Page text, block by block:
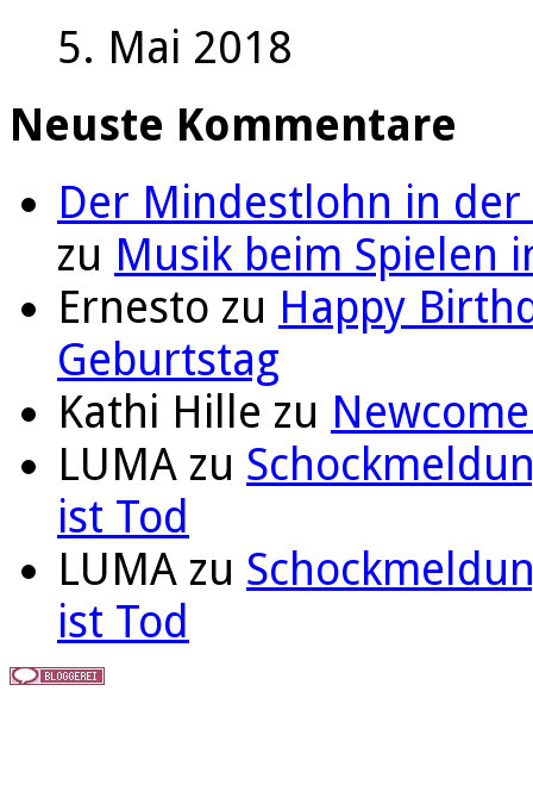
5. Mai 2018
Neuste Kommentare
Der Mindestlohn in der
zu Musik beim Spielen
Ernesto zu Happy
Geburtstag
Kathi Hille zu
LUMA zu
ist Tod
LUMA zu
ist Tod